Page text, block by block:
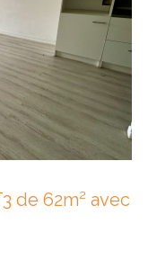
de 62m² avec